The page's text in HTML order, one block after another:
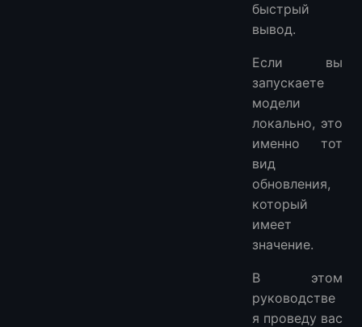
быстрый
вывод.
Если вы
запускаете
модели
локально, это
именно тот
вид
обновления,
который
имеет
значение.
В этом
руководстве
я проведу вас